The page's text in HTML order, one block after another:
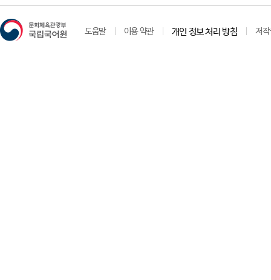
도움말 이용 약관 개인 정보 처리 방침 저